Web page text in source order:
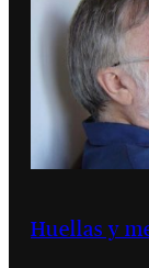
Huellas y